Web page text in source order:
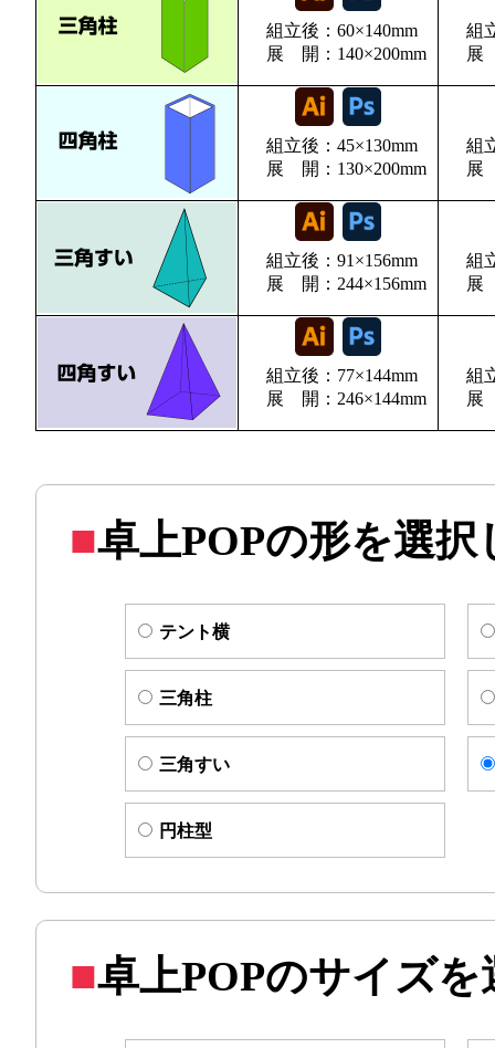
組立後：60×140mm
展 開：140×200mm
組
展
組立後：45×130mm
展 開：130×200mm
組
展
組立後：91×156mm
展 開：244×156mm
組
展
組立後：77×144mm
展 開：246×144mm
組
展
卓上POPの形を選
テント横
三角柱
三角すい
円柱型
卓上POPのサイズ